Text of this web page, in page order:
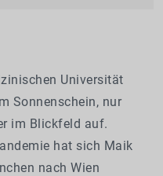
Universität
Sonnenschein, nur
im Blickfeld auf.
hat sich Maik
nach Wien